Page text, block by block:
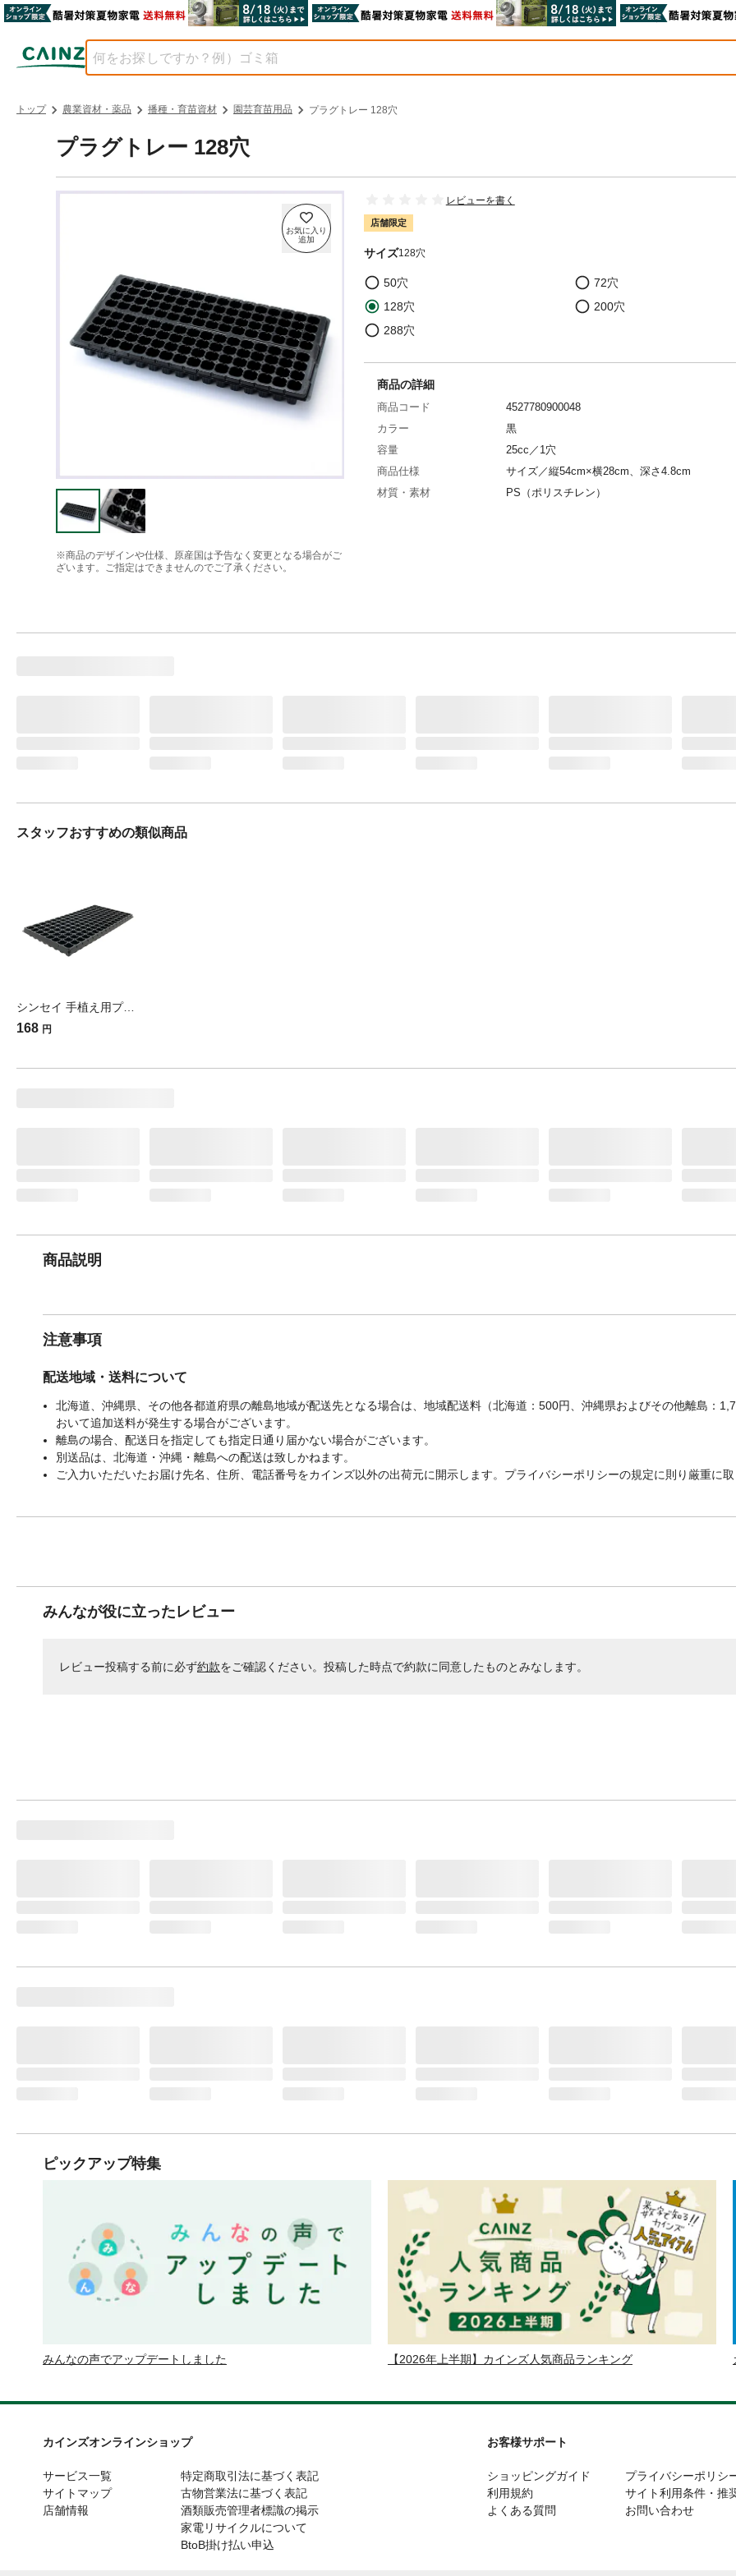
トップ 農業資材・薬品 播種・育苗資材 園芸育苗用品 プラグトレー 128穴
プラグトレー 128穴
※商品のデザインや仕様、原産国は予告なく変更となる場合がご
ざいます。ご指定はできませんのでご了承ください。
レビューを書く
店舗限定
サイズ128穴
50穴
72穴
128穴
200穴
288穴
商品の詳細
商品コード
4527780900048
カラー
黒
容量
25cc／1穴
商品仕様
サイズ／縦54cm×横28cm、深さ4.8cm
材質・素材
PS（ポリスチレン）
スタッフおすすめの類似商品
シンセイ 手植え用プラグトレー128穴黒
168 円
商品説明
注意事項
配送地域・送料について
北海道、沖縄県、その他各都道府県の離島地域が配送先となる場合は、地域配送料（北海道：500円、沖縄県およびその他離島：
おいて追加送料が発生する場合がございます。
離島の場合、配送日を指定しても指定日通り届かない場合がございます。
別送品は、北海道・沖縄・離島への配送は致しかねます。
ご入力いただいたお届け先名、住所、電話番号をカインズ以外の出荷元に開示します。プライバシーポリシーの規定に則り厳重に取
みんなが役に立ったレビュー
レビュー投稿する前に必ず約款をご確認ください。投稿した時点で約款に同意したものとみなします。
ピックアップ特集
みんなの声でアップデートしました 【2026年上半期】カインズ人気商品ランキング
カインズオンラインショップ
サービス一覧
サイトマップ
店舗情報
特定商取引法に基づく表記
古物営業法に基づく表記
酒類販売管理者標識の掲示
家電リサイクルについて
BtoB掛け払い申込
お客様サポート
ショッピングガイド
利用規約
よくある質問
プライバシーポリシ
サイト利用条件・推
お問い合わせ